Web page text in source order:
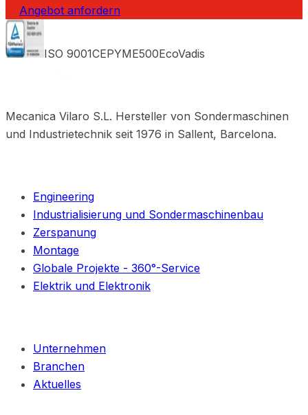
Angebot anfordern
ISO 9001CEPYME500EcoVadis
Mecanica Vilaro S.L. Hersteller von Sondermaschinen
und Industrietechnik seit 1976 in Sallent, Barcelona.
Engineering
Industrialisierung und Sondermaschinenbau
Zerspanung
Montage
Globale Projekte - 360°-Service
Elektrik und Elektronik
Unternehmen
Branchen
Aktuelles